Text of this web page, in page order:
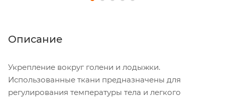
Описание
Укрепление вокруг голени и лодыжки.
Использованные ткани предназначены для
регулирования температуры тела и легкого